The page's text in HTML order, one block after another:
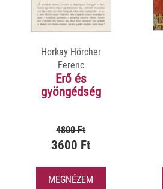
Horkay Hörcher
Ferenc
Erő és
gyöngédség
4800 Ft
3600 Ft
MEGNÉZEM